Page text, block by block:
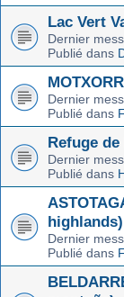
Lac Vert
Dernier
Publié dans
Dernier
Publié dans
Refuge
Dernier
Publié dans
highlands)
Dernier
Publié dans